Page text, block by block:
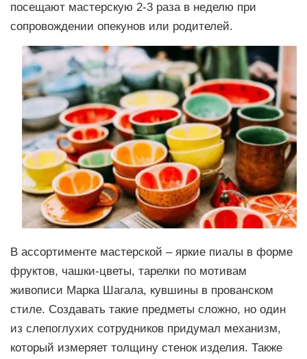
посещают мастерскую 2-3 раза в неделю при
сопровождении опекунов или родителей.
В ассортименте мастерской – яркие пиалы в форме
фруктов, чашки-цветы, тарелки по мотивам
живописи Марка Шагала, кувшины в прованском
стиле. Создавать такие предметы сложно, но один
из слепоглухих сотрудников придумал механизм,
который измеряет толщину стенок изделия. Также